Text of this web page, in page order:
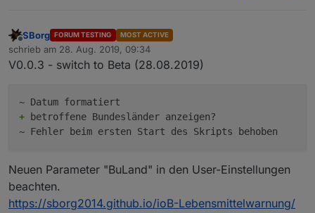
Offline
SBorg FORUM TESTING MOST ACTIVE
schrieb am 28. Aug. 2019, 09:34
zuletzt editiert von
V0.0.3 - switch to Beta (28.08.2019)
+ betroffene Bundesländer anzeigen?
Neuen Parameter "BuLand" in den User-Einstellungen
beachten.
https://sborg2014.github.io/ioB-Lebensmittelwarnung/